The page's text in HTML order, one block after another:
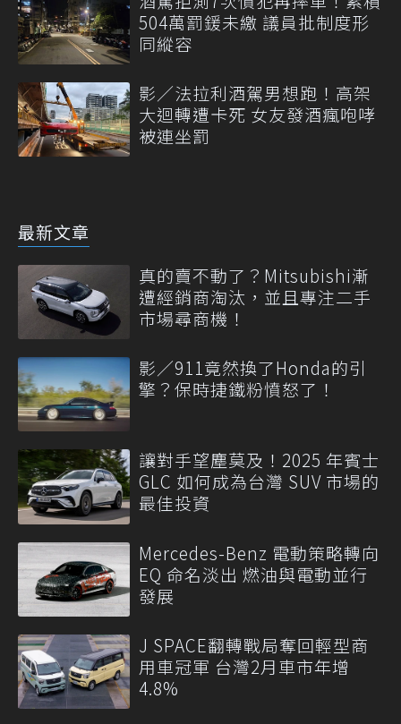
504萬罰鍰未繳 議員批制度形
同縱容
影／法拉利酒駕男想跑！高架
大迴轉遭卡死 女友發酒瘋咆哮
被連坐罰
最新文章
真的賣不動了？Mitsubishi漸
遭經銷商淘汰，並且專注二手
市場尋商機！
影／911竟然換了Honda的引
擎？保時捷鐵粉憤怒了！
讓對手望塵莫及！2025 年賓士
GLC 如何成為台灣 SUV 市場的
最佳投資
Mercedes-Benz 電動策略轉向
EQ 命名淡出 燃油與電動並行
發展
J SPACE翻轉戰局奪回輕型商
用車冠軍 台灣2月車市年增
4.8%